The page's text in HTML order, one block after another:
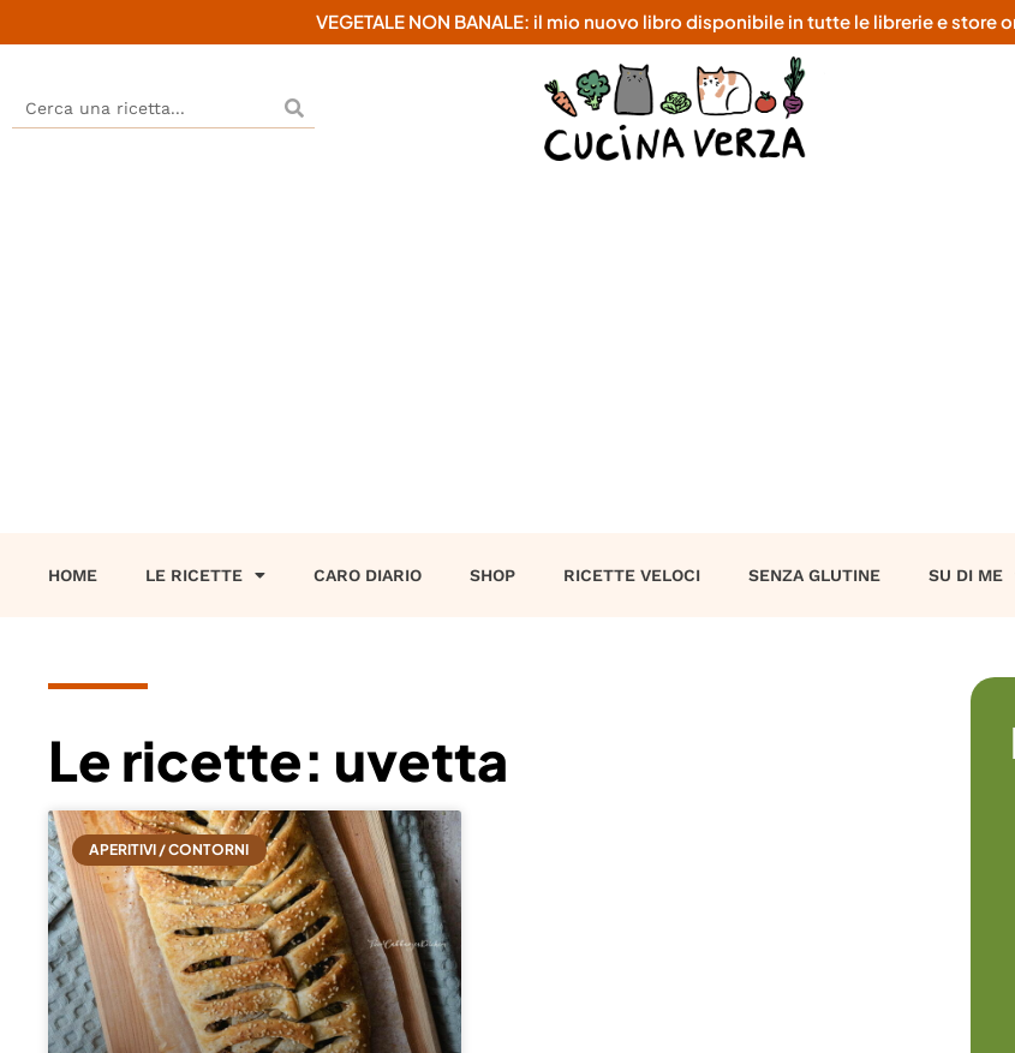
VEGETALE NON BANALE: il mio nuovo libro disponibile in tutte le librerie e store
HOME LE RICETTE CARO DIARIO SHOP RICETTE VELOCI SENZA GLUTINE SU DI ME
Le ricette: uvetta
APERITIVI / CONTORNI